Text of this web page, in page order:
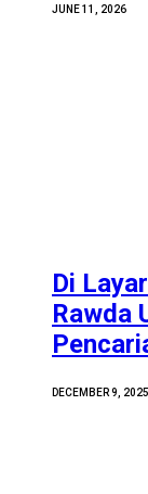
JUNE 11, 2026
Di
Rawda
DECEMBER 9, 2025